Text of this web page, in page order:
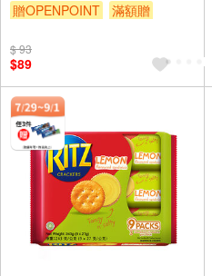
贈OPENPOINT
滿額贈
$ 93
$89